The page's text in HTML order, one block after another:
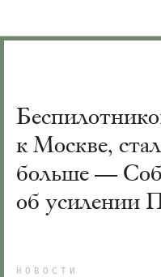
к Москве,
больше —
об усилении
НОВОСТИ